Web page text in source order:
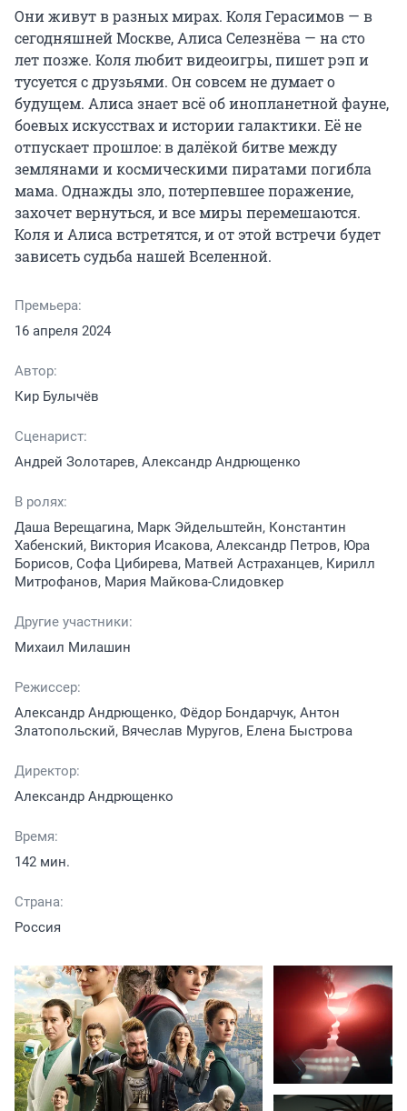
Они живут в разных мирах. Коля Герасимов — в
сегодняшней Москве, Алиса Селезнёва — на сто
лет позже. Коля любит видеоигры, пишет рэп и
тусуется с друзьями. Он совсем не думает о
будущем. Алиса знает всё об инопланетной фауне,
боевых искусствах и истории галактики. Её не
отпускает прошлое: в далёкой битве между
землянами и космическими пиратами погибла
мама. Однажды зло, потерпевшее поражение,
захочет вернуться, и все миры перемешаются.
Коля и Алиса встретятся, и от этой встречи будет
зависеть судьба нашей Вселенной.
Премьера:
16 апреля 2024
Автор:
Кир Булычёв
Сценарист:
Андрей Золотарев, Александр Андрющенко
В ролях:
Даша Верещагина, Марк Эйдельштейн, Константин
Хабенский, Виктория Исакова, Александр Петров, Юра
Борисов, Софа Цибирева, Матвей Астраханцев, Кирилл
Митрофанов, Мария Майкова-Слидовкер
Другие участники:
Михаил Милашин
Режиссер:
Александр Андрющенко, Фёдор Бондарчук, Антон
Златопольский, Вячеслав Муругов, Елена Быстрова
Директор:
Александр Андрющенко
Время:
142 мин.
Страна:
Россия